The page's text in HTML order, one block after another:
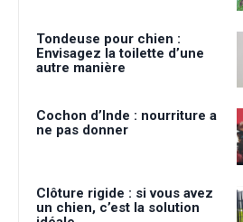
Tondeuse pour chien :
Envisagez la toilette d’une
autre manière
Cochon d’Inde : nourriture a
ne pas donner
Clôture rigide : si vous avez
un chien, c’est la solution